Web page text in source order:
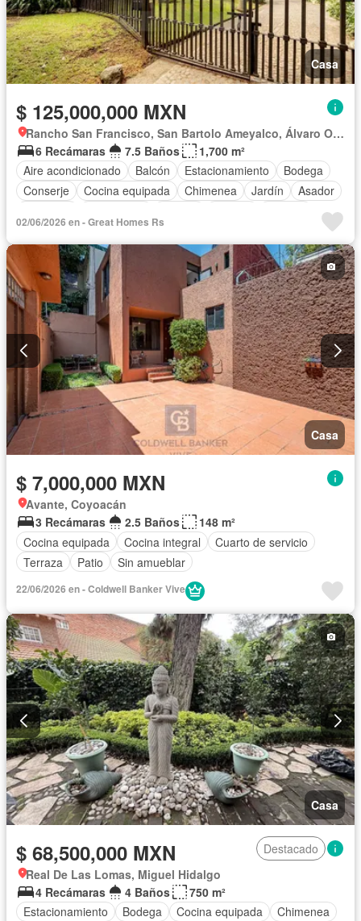
Casa
$ 125,000,000 MXN
Rancho San Francisco, San Bartolo Ameyalco, Álvaro Obregón
6 Recámaras
7.5 Baños
1,700 m²
Aire acondicionado
Balcón Estacionamiento
Bodega
Conserje
Cocina equipada Chimenea Jardín
Asador
02/06/2026 en - Great Homes Rs
Casa
$ 7,000,000 MXN
Avante, Coyoacán
3 Recámaras
2.5 Baños
148 m²
Cocina equipada
Cocina integral
Cuarto de servicio
Terraza
Patio Sin amueblar
22/06/2026 en - Coldwell Banker Vive
Casa
$ 68,500,000 MXN
Destacado
Real De Las Lomas, Miguel Hidalgo
4 Recámaras
4 Baños
750 m²
Estacionamiento
Bodega Cocina equipada Chimenea